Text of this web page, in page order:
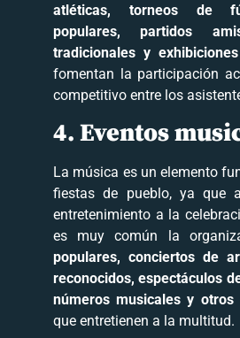
atléticas, torneos de
populares, partidos
tradicionales y
fomentan la participación
competitivo entre los
4. Eventos
La música es un elemento
fiestas de pueblo, ya que
entretenimiento a la
es muy común la
populares, conciertos de
reconocidos, espectáculos
números musicales y otros
que entretienen a la multitud.